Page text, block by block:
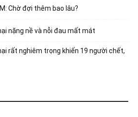
Chờ đợi thêm bao lâu?
nặng nề và nỗi đau mất mát
rất nghiêm trọng khiến 19 người chết,